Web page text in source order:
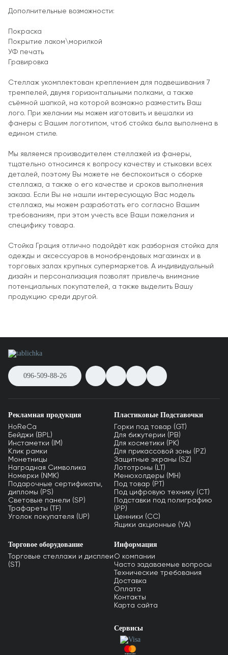
Дополнительные возможности:
Покраска
Покрытие лаком\морилкой
УФ печать
Гравировка
Стеллаж укомплектован креплением для подвешивания 7
тремпелей, двумя горизонтальными полками, а также
съёмной шапкой, на которой возможно разместить Ваш
лого. При желании мы можем изготовить и вешалки из
фанеры с Вашим логотипом, чтоб стойка была выполнена в
едином стиле.
Мы являемся производителем стеллажей из фанеры,
тщательно относимся к вопросу качеству и стыковки всех
деталей, поэтому Вы можете не беспокоиться о сборке
стеллажа, а также о его качестве и сроков выполнения
заказа. Если Вы не нашли интересующую Вас модель
стеллажа, мы можем разработать его согласно Вашим
требованиям, при этом учесть все Ваши пожелания и
специфику товара.
Стойка Грация отлично подойдёт как разборная стойка для
одежды и аксессуаров в монобрендовых магазинах и в
торговых залах крупных супермаркетов. А индивидуальный
дизайн и персонализация позволят привлечь внимание
потенциальных покупателей, а также выделить Вашу
продукцию среди другой.
096-509-88-26
Рекламная продукция
HoReCa
Бейджи (BPL)
Инстаметки (IM)
Клик рамки
Монетницы
Наградная Символика
Номерки (NMK)
Подарочные сертификаты,
дипломы (PS)
Световые панели (SP)
Трафареты (TF)
Уголок покупателя (UP)
Пластиковые Подставочки
Горки под товар (GT)
Для бижутерии (PB)
Для косметики (PK)
Для прикассовой зоны (PZ)
Защитные экраны (SZ)
Лототроны (LT)
Менюхолдеры (MH)
Под товар (PT)
Под цифровую технику (CT)
Подставки под полиграфию
(PP)
Ценники (СС)
Ящики акционные (YA)
Торговое оборудование
Торговые стеллажи и дисплеи
(ST)
Информация
О компании
Часто задаваемые вопросы
Технические требования
Доставка
Оплата
Контакты
Карта сайта
Сервисы